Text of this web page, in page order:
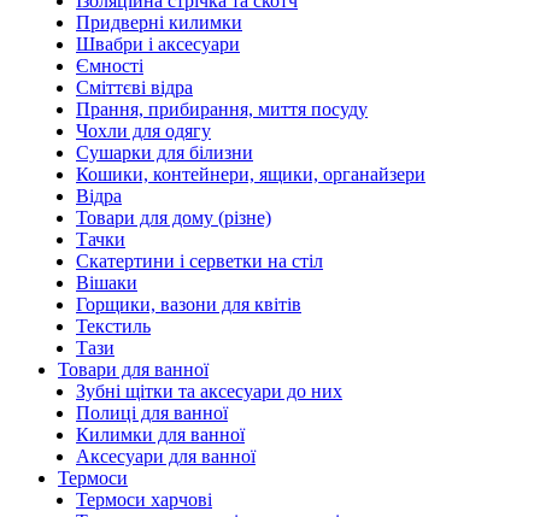
Придверні килимки
Швабри і аксесуари
Ємності
Сміттєві відра
Прання, прибирання, миття посуду
Чохли для одягу
Сушарки для білизни
Кошики, контейнери, ящики, органайзери
Відра
Товари для дому (різне)
Тачки
Скатертини і серветки на стіл
Вішаки
Горщики, вазони для квітів
Текстиль
Тази
Товари для ванної
Зубні щітки та аксесуари до них
Полиці для ванної
Килимки для ванної
Аксесуари для ванної
Термоси
Термоси харчові